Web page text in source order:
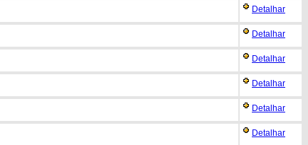
Detalhar
Detalhar
Detalhar
Detalhar
Detalhar
Detalhar